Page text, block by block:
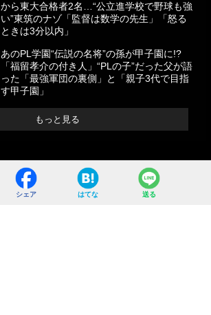
から東大合格者2名…“公立進学校で野球も強
い”東筑のナゾ「監督は数学の先生」「怒る
ときは3分以内」
あのPL学園“伝説の名将”の孫が甲子園に!?
「福留孝介の付き人」“PLの子”だった父が語
った「最強軍団の裏側」と「親子3代で目指
す甲子園」
もっと見る
シェア はてな 送る